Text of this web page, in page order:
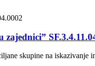
skupine na